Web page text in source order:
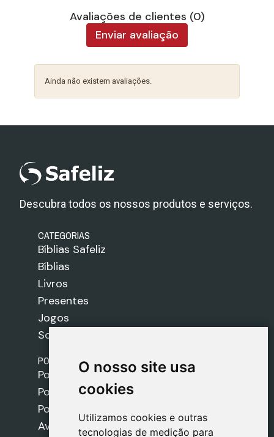
O nosso site usa
cookies
Utilizamos cookies e outras
tecnologias de medição para
O nosso site usa
cookies
Utilizamos cookies e outras
tecnologias de medição para
Avaliações de clientes (0)
Enviar avaliação
Ainda não existem avaliações.
Descubra todos os nossos produtos e serviços.
CATEGORIAS
Bíblias Safeliz
Bíblias
Livros
Presentes
Jogos
Sobre nós
POLÍTICAS
Política de Envios
Política de Cookies
Política de Privacidade
Aviso Legal